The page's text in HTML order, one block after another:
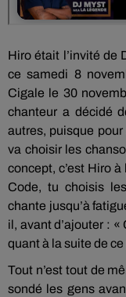
Hiro était l’invité de
ce samedi 8
Cigale le 30
chanteur a décidé
autres, puisque
va choisir les
concept, c’est Hiro à
Code, tu choisis
chante jusqu’à
il, avant d’ajouter : «
quant à la suite de
Tout n’est tout de
sondé les gens